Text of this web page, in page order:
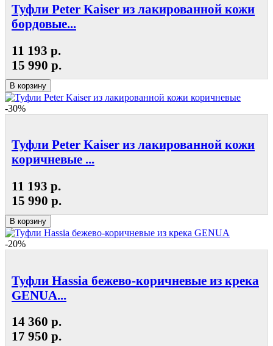
Туфли Peter Kaiser из лакированной кожи
бордовые...
11 193 р.
15 990 р.
В корзину
-30%
Туфли Peter Kaiser из лакированной кожи
коричневые ...
11 193 р.
15 990 р.
В корзину
-20%
Туфли Hassia бежево-коричневые из крека
GENUA...
14 360 р.
17 950 р.